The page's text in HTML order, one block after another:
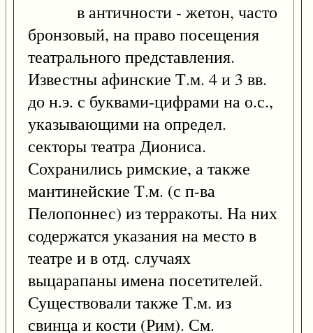
в античности - жетон, часто
бронзовый, на право посещения
театрального представления.
Известны афинские Т.м. 4 и 3 вв.
до н.э. с буквами-цифрами на о.с.,
указывающими на определ.
секторы театра Диониса.
Сохранились римские, а также
мантинейские Т.м. (с п-ва
Пелопоннес) из терракоты. На них
содержатся указания на место в
театре и в отд. случаях
выцарапаны имена посетителей.
Существовали также Т.м. из
свинца и кости (Рим). См.